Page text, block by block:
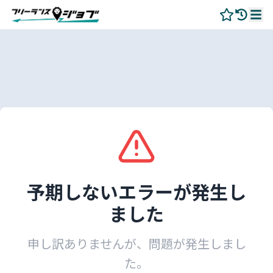
予期しないエラーが発生し
ました
申し訳ありませんが、問題が発生しまし
た。